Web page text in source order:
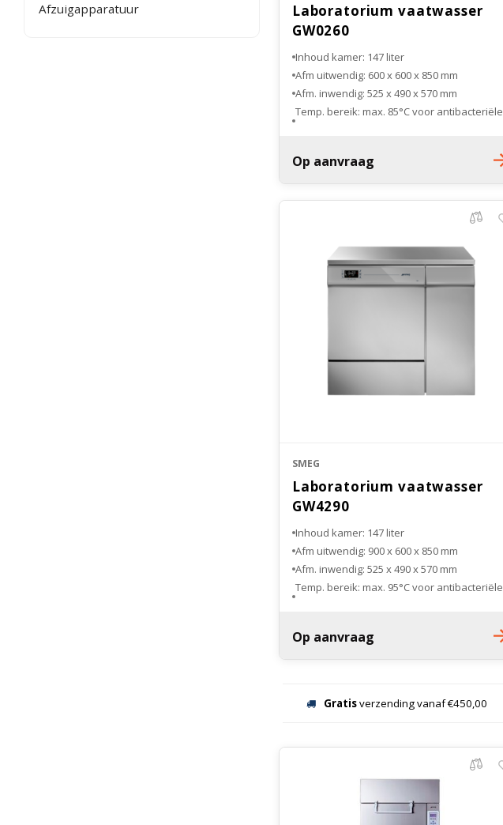
Afzuigapparatuur
Laboratorium vaatwasser
GW0260
Inhoud kamer: 147 liter
Afm uitwendig: 600 x 600 x 850 mm
Afm. inwendig: 525 x 490 x 570 mm
Temp. bereik: max. 85°C voor antibacteriële
Op aanvraag
SMEG
Laboratorium vaatwasser
GW4290
Inhoud kamer: 147 liter
Afm uitwendig: 900 x 600 x 850 mm
Afm. inwendig: 525 x 490 x 570 mm
Temp. bereik: max. 95°C voor antibacteriële
luchtfilter 98% DOP
Wasmiddelvak met telescopische o
Op aanvraag
Gratisverzending vanaf €450,00